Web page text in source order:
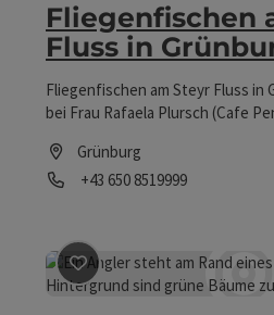
Fliegenfischen
Fluss in
Fliegenfischen am Steyr Fluss in
bei Frau Rafaela Plursch (Cafe
Landesfischereikarte ist ein
Oberösterreich (gültig für 1 Jahr
Grünburg
Telefon
+43 650 8519999
Beitrag merken: